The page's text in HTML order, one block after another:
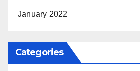
January 2022
Categories